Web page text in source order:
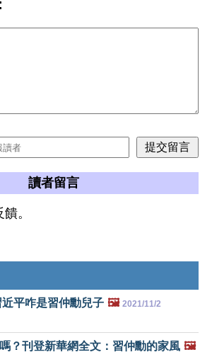
讀者留言
。
平咋是習仲勳兒子 🖼️ 2021/11/2
？刊登新華網全文：習仲勳的家風 🖼️